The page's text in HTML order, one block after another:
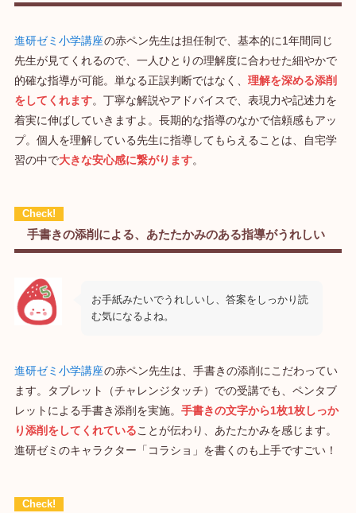
進研ゼミ小学講座の赤ペン先生は担任制で、基本的に1年間同じ
先生が見てくれるので、一人ひとりの理解度に合わせた細やかで
的確な指導が可能。単なる正誤判断ではなく、 理解を深める添削
をしてくれます。丁寧な解説やアドバイスで、表現力や記述力を
着実に伸ばしていきますよ。長期的な指導のなかで信頼感もアッ
プ。個人を理解している先生に指導してもらえることは、自宅学
習の中で大きな安心感に繋がります。
手書きの添削による、あたたかみのある指導がうれしい
お手紙みたいでうれしいし、答案をしっかり読
む気になるよね。
進研ゼミ小学講座の赤ペン先生は、手書きの添削にこだわってい
ます。タブレット（チャレンジタッチ）での受講でも、ペンタブ
レットによる手書き添削を実施。 手書きの文字から1枚1枚しっか
り添削をしてくれていることが伝わり、あたたかみを感じます。
進研ゼミのキャラクター「コラショ」を書くのも上手ですごい！